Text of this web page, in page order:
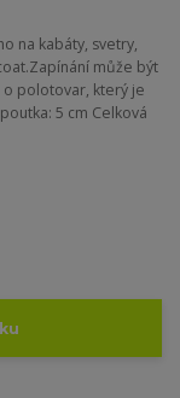
na kabáty, svetry,
může být
polotovar, který je
5 cm Celková